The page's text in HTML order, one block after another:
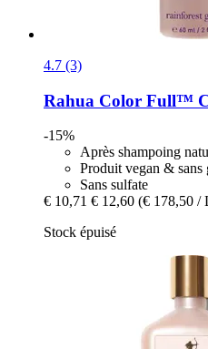
4.7 (3)
Rahua Color Full™
-15%
Après shampoing
Produit vegan & sans
Sans sulfate
€ 10,71 € 12,60 (€ 178,50 /
Stock épuisé